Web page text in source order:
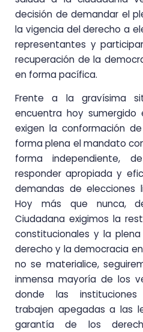
decisión de demandar el
la vigencia del derecho a
representantes y
recuperación de la
en forma pacífica.
Frente a la gravísima
encuentra hoy sumergido
exigen la conformación
forma plena el mandato
forma independiente,
responder apropiada y
demandas de elecciones
Hoy más que nunca,
Ciudadana exigimos la
constitucionales y la
derecho y la democracia
no se materialice,
inmensa mayoría de los
donde las instituciones
trabajen apegadas a las
garantía de los